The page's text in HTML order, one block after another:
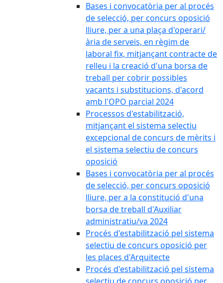
Bases i convocatòria per al procés
de selecció, per concurs oposició
lliure, per a una plaça d'operari/
ària de serveis, en règim de
laboral fix, mitjançant contracte de
relleu i la creació d'una borsa de
treball per cobrir possibles
vacants i substitucions, d'acord
amb l'OPO parcial 2024
Processos d'estabilització,
mitjançant el sistema selectiu
excepcional de concurs de mèrits i
el sistema selectiu de concurs
oposició
Bases i convocatòria per al procés
de selecció, per concurs oposició
lliure, per a la constitució d'una
borsa de treball d'Auxiliar
administratiu/va 2024
Procés d'estabilització pel sistema
selectiu de concurs oposició per
les places d'Arquitecte
Procés d'estabilització pel sistema